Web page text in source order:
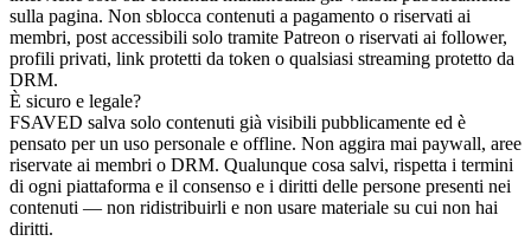
sulla pagina. Non sblocca contenuti a pagamento o riservati ai
membri, post accessibili solo tramite Patreon o riservati ai follower,
profili privati, link protetti da token o qualsiasi streaming protetto da
DRM.
È sicuro e legale?
FSAVED salva solo contenuti già visibili pubblicamente ed è
pensato per un uso personale e offline. Non aggira mai paywall, aree
riservate ai membri o DRM. Qualunque cosa salvi, rispetta i termini
di ogni piattaforma e il consenso e i diritti delle persone presenti nei
contenuti — non ridistribuirli e non usare materiale su cui non hai
diritti.